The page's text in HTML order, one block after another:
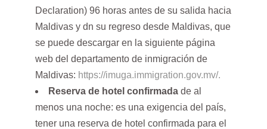
Declaration) 96 horas antes de su salida hacia
Maldivas y dn su regreso desde Maldivas, que
se puede descargar en la siguiente página
web del departamento de inmigración de
Maldivas: https://imuga.immigration.gov.mv/.
Reserva de hotel confirmada de al
menos una noche: es una exigencia del país,
tener una reserva de hotel confirmada para el